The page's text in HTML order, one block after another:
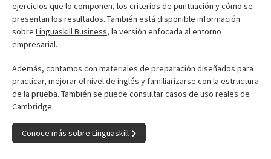
ejercicios que lo componen, los criterios de puntuación y cómo se
presentan los resultados. También está disponible información
sobre Linguaskill Business, la versión enfocada al entorno
empresarial.
Además, contamos con materiales de preparación diseñados para
practicar, mejorar el nivel de inglés y familiarizarse con la estructura
de la prueba. También se puede consultar casos de uso reales de
Cambridge.
Conoce más sobre Linguaskill